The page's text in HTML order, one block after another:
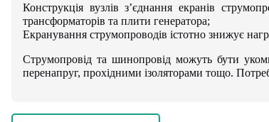
Конструкція вузлів з’єднання екранів
трансформаторів та плити генератора;
Екранування струмопроводів істотно знижує
Струмопровід та шинопровід можуть бути
перенапруг, прохідними ізоляторами тощо.